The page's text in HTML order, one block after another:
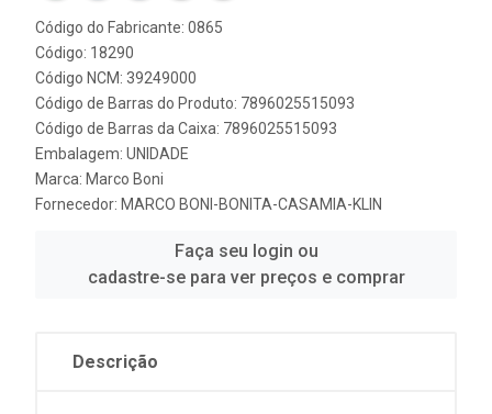
Código do Fabricante: 0865
Código: 18290
Código NCM: 39249000
Código de Barras do Produto: 7896025515093
Código de Barras da Caixa: 7896025515093
Embalagem: UNIDADE
Marca: Marco Boni
Fornecedor: MARCO BONI-BONITA-CASAMIA-KLIN
Faça seu login ou
cadastre-se para ver preços e comprar
Descrição